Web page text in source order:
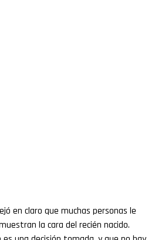
en claro que muchas personas le
la cara del recién nacido.